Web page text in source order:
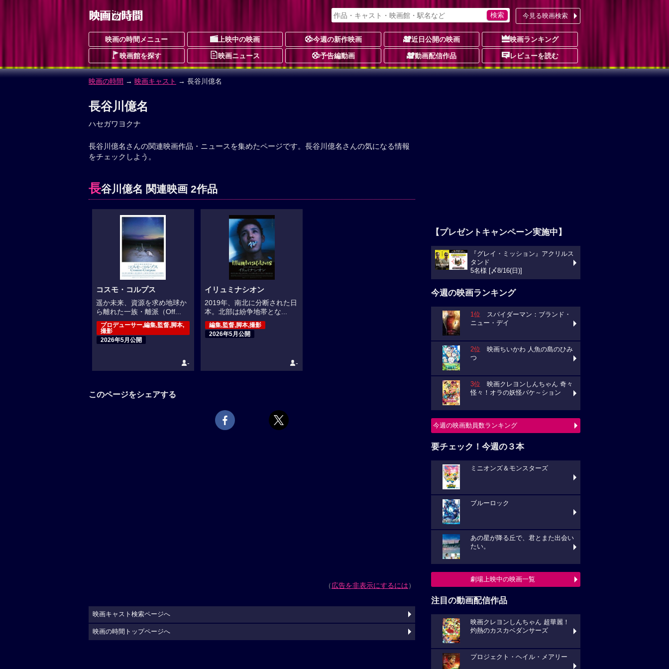
今見る映画検索
映画の時間メニュー 上映中の映画 今週の新作映画 近日公開の映画 映画ランキング
映画館を探す 映画ニュース 予告編動画 動画配信作品 レビューを読む
映画の時間 → 映画キャスト → 長谷川億名
長谷川億名
ハセガワヨクナ
長谷川億名さんの関連映画作品・ニュースを集めたページです。長谷川億名さんの気になる情報
をチェックしよう。
長谷川億名 関連映画 2作品
コスモ・コルプス
遥か未来、資源を求め地球か
ら離れた一族・離派（Off...
プロデューサー,編集,監督,脚本,
撮影
2026年5月公開
-
イリュミナシオン
2019年、南北に分断された日
本。北部は紛争地帯とな...
編集,監督,脚本,撮影
2026年5月公開
-
このページをシェアする
（広告を非表示にするには）
【プレゼントキャンペーン実施中】
『グレイ・ミッション』アクリルス
タンド
5名様 [〆8/16(日)]
今週の映画ランキング
1位 スパイダーマン：ブランド・
ニュー・デイ
2位 映画ちいかわ 人魚の島のひみ
つ
3位 映画クレヨンしんちゃん 奇々
怪々！オラの妖怪バケ～ション
今週の映画動員数ランキング
要チェック！今週の３本
ミニオンズ＆モンスターズ
ブルーロック
あの星が降る丘で、君とまた出会い
たい。
劇場上映中の映画一覧
注目の動画配信作品
映画クレヨンしんちゃん 超華麗！
灼熱のカスカベダンサーズ
プロジェクト・ヘイル・メアリー
映画キャスト検索ページへ
映画の時間トップページへ